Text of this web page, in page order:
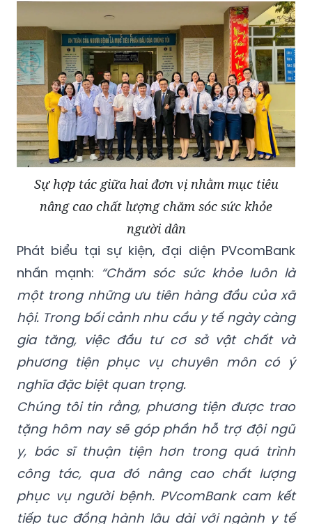
Sự hợp tác giữa hai đơn vị nhằm mục tiêu
nâng cao chất lượng chăm sóc sức khỏe
người dân
Phát biểu tại sự kiện, đại diện PVcomBank
nhấn mạnh: “Chăm sóc sức khỏe luôn là
một trong những ưu tiên hàng đầu của xã
hội. Trong bối cảnh nhu cầu y tế ngày càng
gia tăng, việc đầu tư cơ sở vật chất và
phương tiện phục vụ chuyên môn có ý
nghĩa đặc biệt quan trọng.
Chúng tôi tin rằng, phương tiện được trao
tặng hôm nay sẽ góp phần hỗ trợ đội ngũ
y, bác sĩ thuận tiện hơn trong quá trình
công tác, qua đó nâng cao chất lượng
phục vụ người bệnh. PVcomBank cam kết
tiếp tục đồng hành lâu dài với ngành y tế